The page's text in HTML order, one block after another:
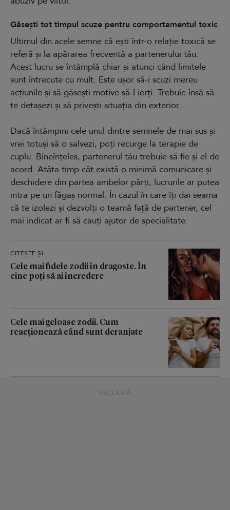
Găsești tot timpul scuze pentru comportamentul toxic
Ultimul din acele semne că ești într-o relație toxică se
referă și la apărarea frecventă a partenerului tău.
Acest lucru se întâmplă chiar și atunci când limitele
sunt întrecute cu mult. Este ușor să-i scuzi mereu
acțiunile și să găsești motive să-l ierți. Trebuie însă să
te detașezi și să privești situația din exterior.
Dacă întâmpini cele unul dintre semnele de mai sus și
vrei totuși să o salvezi, poți recurge la terapie de
cuplu. Bineînțeles, partenerul tău trebuie să fie și el de
acord. Atâta timp cât există o minimă comunicare și
deschidere din partea ambelor părți, lucrurile ar putea
intra pe un făgaș normal. În cazul în care îți dai seama
că te izolezi și dezvolți o teamă față de partener, cel
mai indicat ar fi să cauți ajutor de specialitate.
CITEȘTE ȘI
Cele mai fidele zodii în dragoste. În
cine poți să ai încredere
Cele mai geloase zodii. Cum
reacționează când sunt deranjate
RECLAMĂ